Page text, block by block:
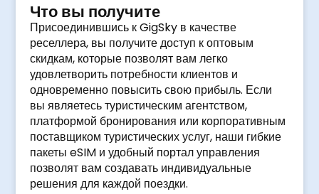
Что вы получите
Присоединившись к GigSky в качестве
реселлера, вы получите доступ к оптовым
скидкам, которые позволят вам легко
удовлетворить потребности клиентов и
одновременно повысить свою прибыль. Если
вы являетесь туристическим агентством,
платформой бронирования или корпоративным
поставщиком туристических услуг, наши гибкие
пакеты eSIM и удобный портал управления
позволят вам создавать индивидуальные
решения для каждой поездки.